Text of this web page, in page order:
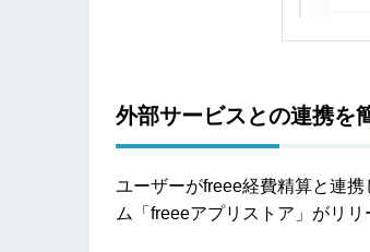
外部サービスとの連携を
ユーザーがfreee経費精算と連
ム「freeeアプリストア」がリリ